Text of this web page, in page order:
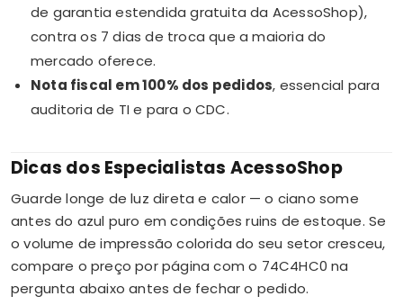
de garantia estendida gratuita da AcessoShop),
contra os 7 dias de troca que a maioria do
mercado oferece.
Nota fiscal em 100% dos pedidos, essencial para
auditoria de TI e para o CDC.
Dicas dos Especialistas AcessoShop
Guarde longe de luz direta e calor — o ciano some
antes do azul puro em condições ruins de estoque. Se
o volume de impressão colorida do seu setor cresceu,
compare o preço por página com o 74C4HC0 na
pergunta abaixo antes de fechar o pedido.